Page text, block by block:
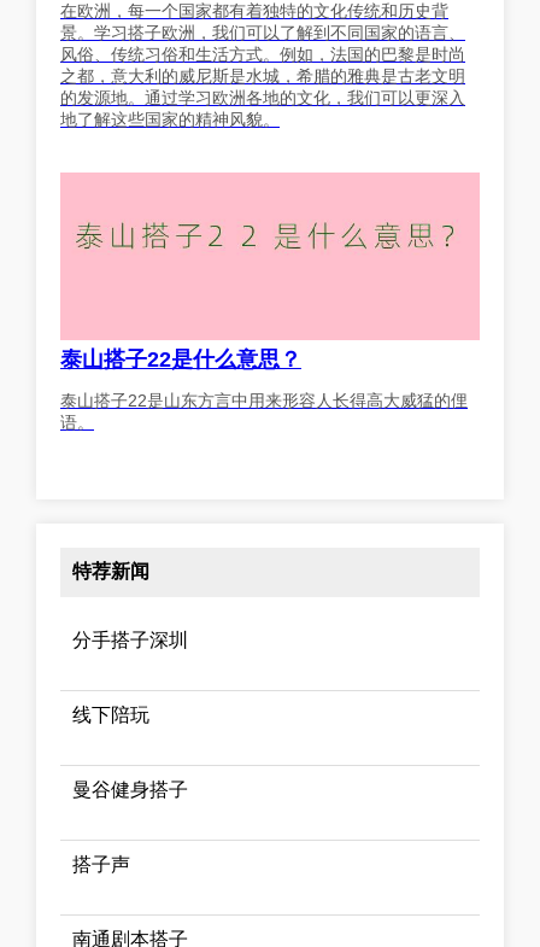
在欧洲，每一个国家都有着独特的文化传统和历史背
景。学习搭子欧洲，我们可以了解到不同国家的语言、
风俗、传统习俗和生活方式。例如，法国的巴黎是时尚
之都，意大利的威尼斯是水城，希腊的雅典是古老文明
的发源地。通过学习欧洲各地的文化，我们可以更深入
地了解这些国家的精神风貌。
泰山搭子22是什么意思？
泰山搭子22是山东方言中用来形容人长得高大威猛的俚
语。
特荐新闻
分手搭子深圳
线下陪玩
曼谷健身搭子
搭子声
南通剧本搭子